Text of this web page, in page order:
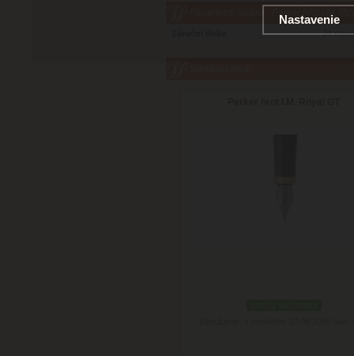
Parametre tovaru - Parker hrot I.M.
24
Nastavenie